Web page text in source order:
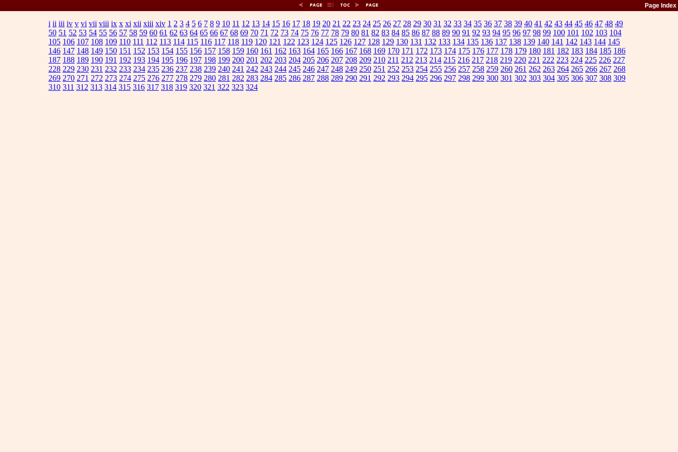
Page Index
i ii iii iv v vi vii viii ix x xi xii xiii xiv 1 2 3 4 5 6 7 8 9 10 11 12 13 14 15 16 17 18 19 20 21 22 23 24 25 26 27 28 29 30 31 32 33 34 35 36 37 38 39 40 41 42 43 44 45 46 47 48 49
50 51 52 53 54 55 56 57 58 59 60 61 62 63 64 65 66 67 68 69 70 71 72 73 74 75 76 77 78 79 80 81 82 83 84 85 86 87 88 89 90 91 92 93 94 95 96 97 98 99 100 101 102 103 104
105 106 107 108 109 110 111 112 113 114 115 116 117 118 119 120 121 122 123 124 125 126 127 128 129 130 131 132 133 134 135 136 137 138 139 140 141 142 143 144 145
146 147 148 149 150 151 152 153 154 155 156 157 158 159 160 161 162 163 164 165 166 167 168 169 170 171 172 173 174 175 176 177 178 179 180 181 182 183 184 185 186
187 188 189 190 191 192 193 194 195 196 197 198 199 200 201 202 203 204 205 206 207 208 209 210 211 212 213 214 215 216 217 218 219 220 221 222 223 224 225 226 227
228 229 230 231 232 233 234 235 236 237 238 239 240 241 242 243 244 245 246 247 248 249 250 251 252 253 254 255 256 257 258 259 260 261 262 263 264 265 266 267 268
269 270 271 272 273 274 275 276 277 278 279 280 281 282 283 284 285 286 287 288 289 290 291 292 293 294 295 296 297 298 299 300 301 302 303 304 305 306 307 308 309
310 311 312 313 314 315 316 317 318 319 320 321 322 323 324